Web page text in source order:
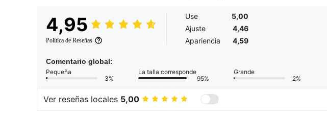
4,95
Política de Reseñas
Use
5,00
Ajuste
4,46
Apariencia
4,59
Comentario global:
Pequeña
3%
La talla corresponde
95%
Grande
2%
Ver reseñas locales 5,00